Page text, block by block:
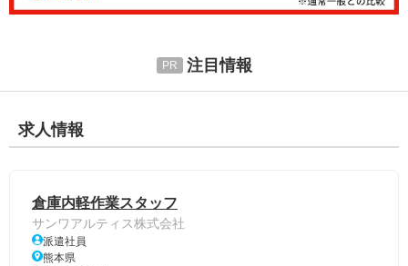
注目情報
求人情報
倉庫内軽作業スタッフ
サンワアルティス株式会社
派遣社員
熊本県